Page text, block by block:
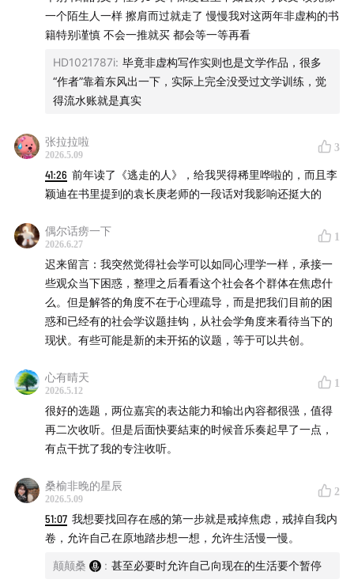
一个陌生人一样 擦肩而过就走了 慢慢我对这两年非虚构的书
籍特别谨慎 不会一推就买 都会等一等再看
HD1021787i: 毕竟非虚构写作实则也是文学作品，很多
“作者”靠着东风出一下，实际上完全没受过文学训练，觉
得流水账就是真实
张拉拉啦
2026.5.09
3
41:26 前年读了《逃走的人》，给我哭得稀里哗啦的，而且李
颖迪在书里提到的袁长庚老师的一段话对我影响还挺大的
偶尔话痨一下
2026.6.27
1
迟来留言：我突然觉得社会学可以如同心理学一样，承接一
些观众当下困惑，整理之后看看这个社会各个群体在焦虑什
么。但是解答的角度不在于心理疏导，而是把我们目前的困
惑和已经有的社会学议题挂钩，从社会学角度来看待当下的
现状。有些可能是新的未开拓的议题，等于可以共创。
心有晴天
2026.5.12
1
很好的选题，两位嘉宾的表达能力和输出內容都很强，值得
再二次收听。但是后面快要結束的时候音乐奏起早了一点，
有点干扰了我的专注收听。
桑榆非晚的星辰
2026.5.09
2
51:07 我想要找回存在感的第一步就是戒掉焦虑，戒掉自我内
卷，允许自己在原地踏步想一想，允许生活慢一慢。
颠颠桑 : 甚至必要时允许自己向现在的生活要个暂停